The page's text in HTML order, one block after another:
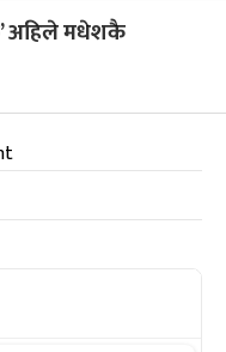
अहिले मधेशकै